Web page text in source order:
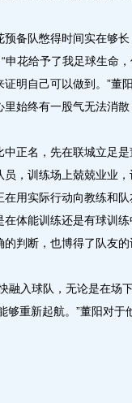
队憋得时间实在够长
“申花给予了我足球生命
证明自己可以做到。”董
里始终有一股气无法消
名，先在联城立足是
，训练场上兢兢业业
在用实际行动向教练和
在体能训练还是有球训
的判断，也博得了队友
入球队，无论是在场下
够重新起航。”董阳对于